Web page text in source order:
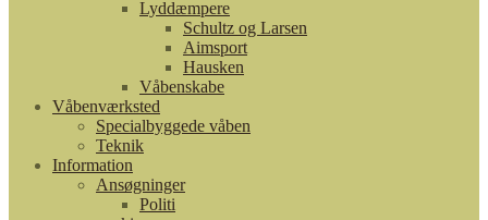
Lyddæmpere
Schultz og Larsen
Aimsport
Hausken
Våbenskabe
Våbenværksted
Specialbyggede våben
Teknik
Information
Ansøgninger
Politi